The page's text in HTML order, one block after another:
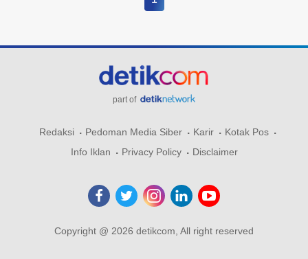
part of
Redaksi Pedoman Media Siber Karir
Kotak Pos
Info Iklan
Privacy Policy Disclaimer
Copyright @ 2026 detikcom, All right reserved